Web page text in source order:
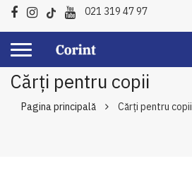
021 319 47 97
Cărți pentru copii
Pagina principală Cărți pentru copii